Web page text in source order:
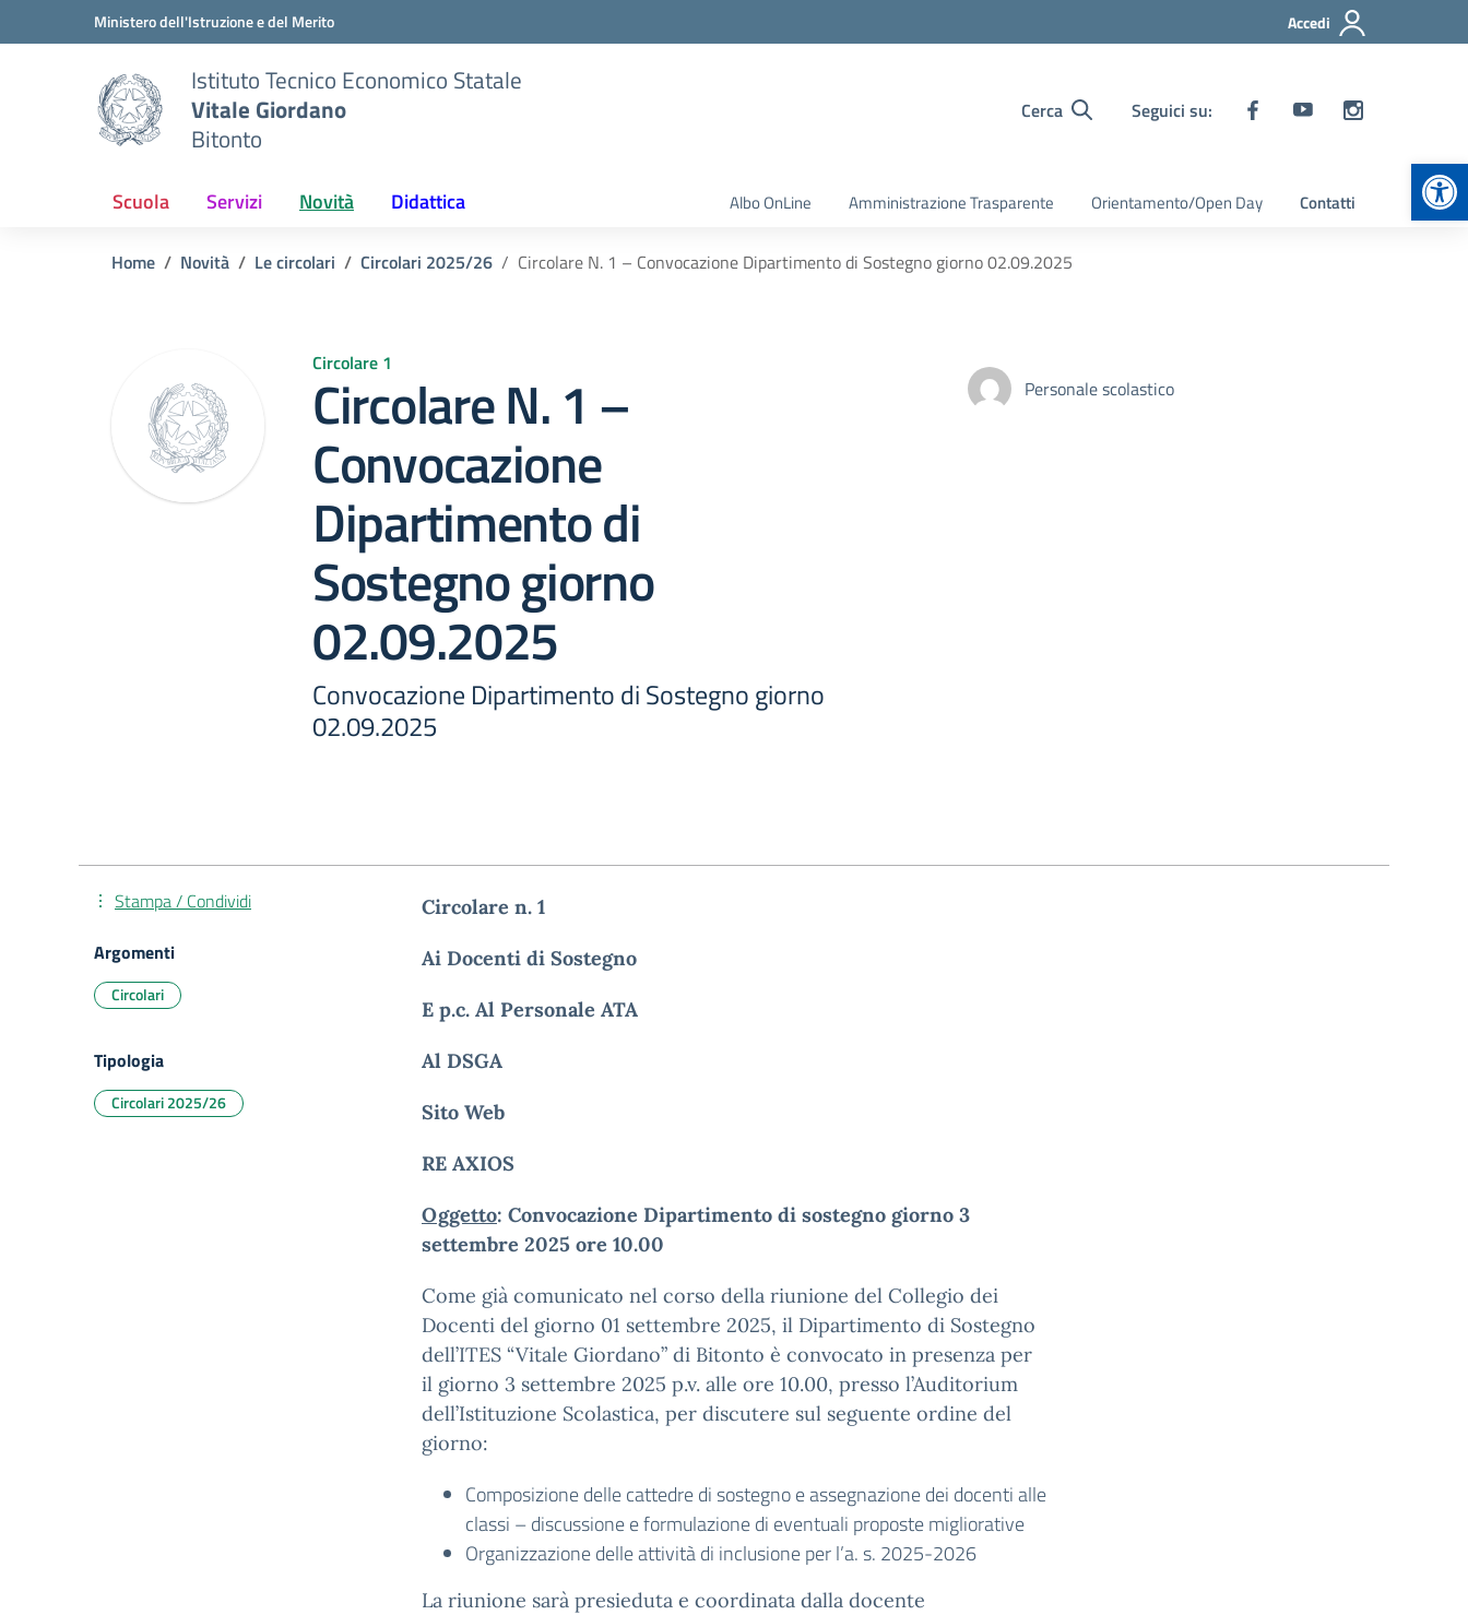
Vai ai contenuti
Vai al menu di navigazioneMinistero dell'Istruzione e del Merito Accedi
Istituto Tecnico Economico Statale
Vitale Giordano
Bitonto
Cerca Seguici su:
Scuola Servizi Novità Didattica Albo OnLine Amministrazione Trasparente Orientamento/Open Day Contatti
Home Novità Le circolari Circolari 2025/26 Circolare N. 1 – Convocazione Dipartimento di Sostegno giorno 02.09.2025
Circolare 1
Circolare N. 1 –
Convocazione
Dipartimento di
Sostegno giorno
02.09.2025
Convocazione Dipartimento di Sostegno giorno
02.09.2025
Personale scolastico
Circolare n. 1
Ai Docenti di Sostegno
E p.c. Al Personale ATA
Al DSGA
Sito Web
RE AXIOS
Oggetto: Convocazione Dipartimento di sostegno giorno 3
settembre 2025 ore 10.00
Come già comunicato nel corso della riunione del Collegio dei
Docenti del giorno 01 settembre 2025, il Dipartimento di Sostegno
dell’ITES “Vitale Giordano” di Bitonto è convocato in presenza per
il giorno 3 settembre 2025 p.v. alle ore 10.00, presso l’Auditorium
dell’Istituzione Scolastica, per discutere sul seguente ordine del
giorno:
Composizione delle cattedre di sostegno e assegnazione dei docenti alle
classi – discussione e formulazione di eventuali proposte migliorative
Organizzazione delle attività di inclusione per l’a. s. 2025-2026
La riunione sarà presieduta e coordinata dalla docente
Stampa / Condividi
Argomenti
Circolari
Tipologia
Circolari 2025/26